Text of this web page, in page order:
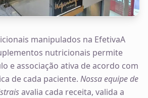
manipulados na EfetivaA
nutricionais permite
e associação ativa de acordo com
de cada paciente. Nossa equipe de
avalia cada receita, valida a